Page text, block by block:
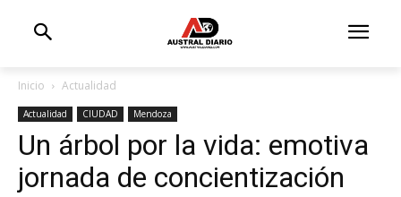
Inicio Actualidad
Actualidad CIUDAD Mendoza
Un árbol por la vida: emotiva
jornada de concientización